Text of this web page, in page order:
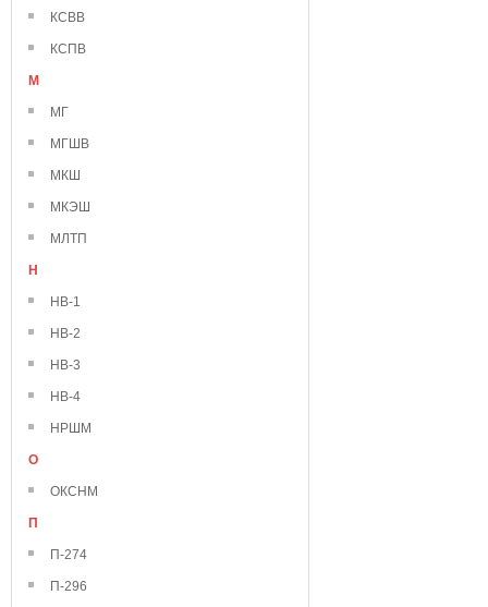
КСВВ
КСПВ
М
МГ
МГШВ
МКШ
МКЭШ
МЛТП
Н
НВ-1
НВ-2
НВ-3
НВ-4
НРШМ
О
ОКСНМ
П
П-274
П-296